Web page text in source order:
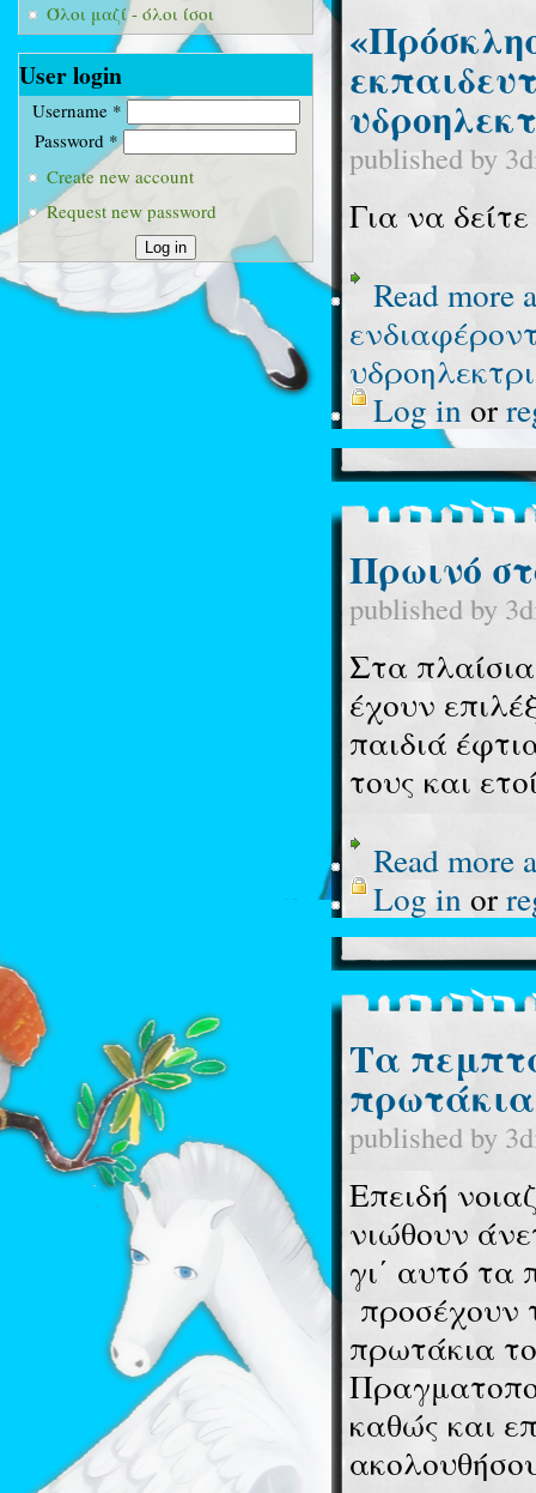
Όλοι μαζί - όλοι ίσοι
User login
Username *
Password *
Create new account
Request new password
published by
Για να
Read more
Log in or
Πρωινό
published by
Στα
έχουν
παιδιά
τους και
Read more
Log in or
Τα
published by
Επειδή
νιώθουν
γι΄ αυτό
προσέχουν
πρωτάκια
καθώς και